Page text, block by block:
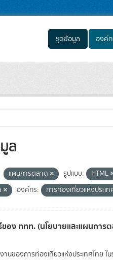
ชุดข้อมูล องค์
ล
แผนการตลาด รูปแบบ: HTML
องค์กร: การท่องเที่ยวแห่งประเท
อง ททท. (นโยบายและแผนการ
นของการท่องเที่ยวแห่งประเทศไทย ใน